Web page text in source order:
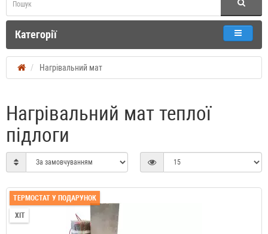
Категорії
Нагрівальний мат
Нагрівальний мат теплої
підлоги
ТЕРМОСТАТ У ПОДАРУНОК
ХІТ